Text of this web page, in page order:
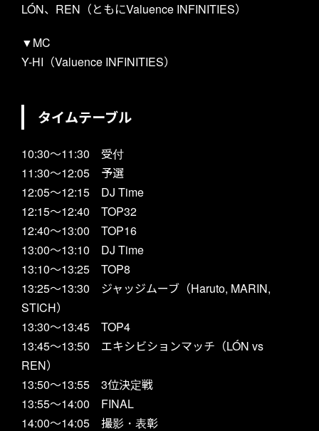
MEMBERS
SCHEDULE
GOODS
LÓN、REN（ともにValuence INFINITIES）
▼MC
Y-HI（Valuence INFINITIES）
タイムテーブル
10:30～11:30 受付
11:30～12:05 予選
12:05～12:15 DJ Time
12:15～12:40 TOP32
12:40～13:00 TOP16
13:00～13:10 DJ Time
13:10～13:25 TOP8
13:25～13:30 ジャッジムーブ（Haruto, MARIN,
STICH）
13:30～13:45 TOP4
13:45～13:50 エキシビションマッチ（LÓN vs
REN）
13:50～13:55 3位決定戦
13:55～14:00 FINAL
14:00～14:05 撮影・表彰